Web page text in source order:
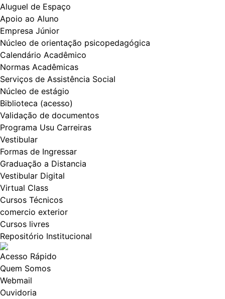
Aluguel de Espaço
Apoio ao Aluno
Empresa Júnior
Núcleo de orientação psicopedagógica
Calendário Acadêmico
Normas Acadêmicas
Serviços de Assistência Social
Núcleo de estágio
Biblioteca (acesso)
Validação de documentos
Programa Usu Carreiras
Vestibular
Formas de Ingressar
Graduação a Distancia
Vestibular Digital
Virtual Class
Cursos Técnicos
comercio exterior
Cursos livres
Repositório Institucional
Acesso Rápido
Quem Somos
Webmail
Ouvidoria